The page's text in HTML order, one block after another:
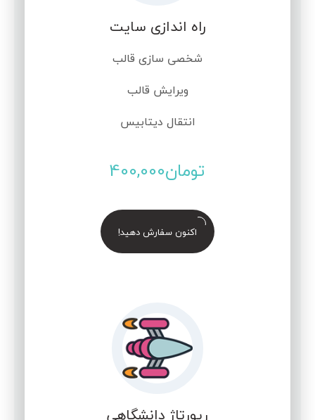
راه اندازی سایت
شخصی سازی قالب
ویرایش قالب
انتقال دیتابیس
تومان400,000
اکنون سفارش دهید!
رپورتاژ دانشگاهی